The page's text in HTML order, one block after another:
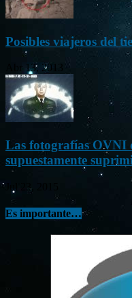
Posibles viajeros del
Abr 13, 2013
Las fotografías OVNI
supuestamente
Jul 23, 2015
Es importante…